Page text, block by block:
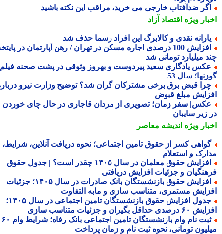
ضدآفتاب خارجی می خرید، مراقب این نکته باشید
ویژهاقتصاد آزاد
نقدی و کالابرگ این افراد رسما حذف شد
افزایش 100 درصدی اجاره مسکن در تهران / رهن آپارتمان در پایتخت
میلیارد تومانی شد
یادگاری سعید پیردوست و بهروز وثوقی در پشت صحنه فیلم
سال 53
قبض برق برخی مشترکان گران شد؟ توضیح وزارت نیرو درباره
مبلغ قبوض
سفر زمان؛ تصویری از مردان قاجاری در حال چای خوردن
زیر سایبان
ویژهاندیشه معاصر
کسر از حقوق تامین اجتماعی؛ نحوه دریافت آنلاین، شرایط،
و استعلام
افزایش حقوق معلمان در سال ۱۴۰۵ چقدر است؟ | جدول حقوق
و جزئیات افزایش دریافتی
افزایش حقوق بازنشستگان بانک صادرات در سال ۱۴۰۵؛ جزئیات
مستمری، متناسب سازی و مابه التفاوت
جدول افزایش حقوق بازنشستگان تامین اجتماعی در سال ۱۴۰۵؛
حداقل بگیران و جزئیات متناسب سازی
ثبت نام وام بازنشستگان تامین اجتماعی بانک رفاه؛ شرایط وام ۶۰
تومانی، نحوه ثبت نام و زمان پرداخت